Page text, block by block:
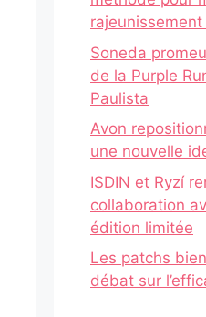
Soneda
de la Purple
Paulista
Avon
une nouvelle
ISDIN et Ryzí
collaboration
édition limitée
Les patchs
débat sur